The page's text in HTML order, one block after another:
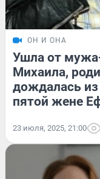
ОН И ОНА
Ушла от
Михаила,
дождалась
пятой жене
23 июля, 2025, 21:00